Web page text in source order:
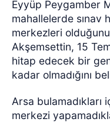
Eyyüp Peygamber
mahallelerde sınav
merkezleri
Akşemsettin, 15
hitap edecek bir
kadar olmadığını
Arsa
merkezi